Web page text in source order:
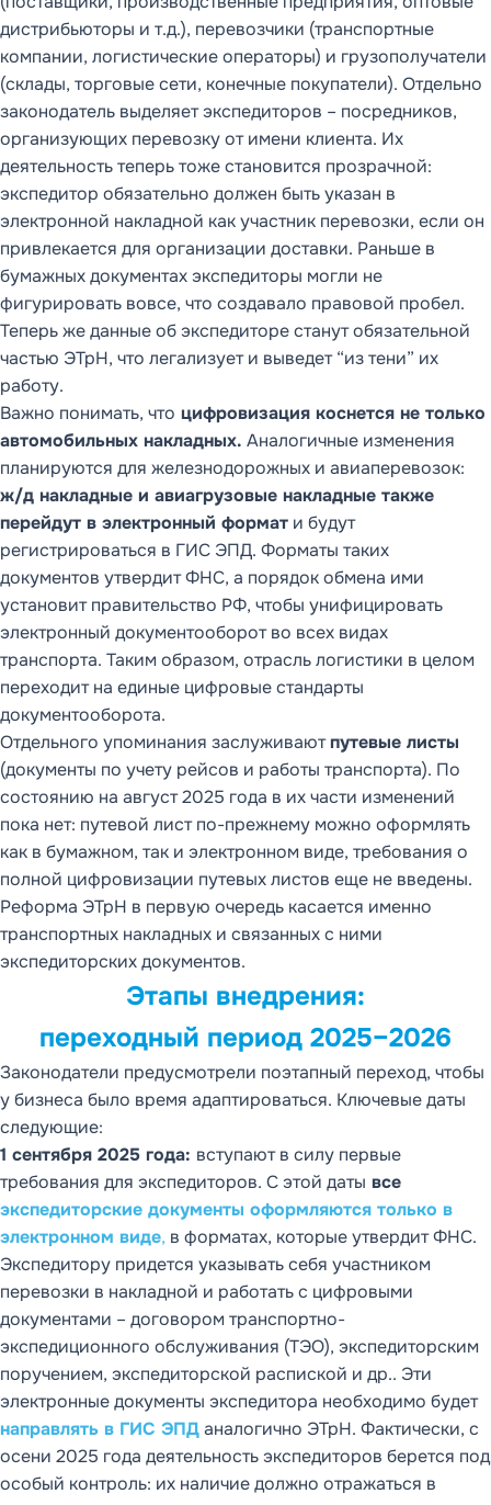
дистрибьюторы и т.д.), перевозчики (транспортные
компании, логистические операторы) и грузополучатели
(склады, торговые сети, конечные покупатели). Отдельно
законодатель выделяет экспедиторов – посредников,
организующих перевозку от имени клиента. Их
деятельность теперь тоже становится прозрачной:
экспедитор обязательно должен быть указан в
электронной накладной как участник перевозки, если он
привлекается для организации доставки. Раньше в
бумажных документах экспедиторы могли не
фигурировать вовсе, что создавало правовой пробел.
Теперь же данные об экспедиторе станут обязательной
частью ЭТрН, что легализует и выведет “из тени” их
работу.
Важно понимать, что цифровизация коснется не только
автомобильных накладных. Аналогичные изменения
планируются для железнодорожных и авиаперевозок:
ж/д накладные и авиагрузовые накладные также
перейдут в электронный формат и будут
регистрироваться в ГИС ЭПД. Форматы таких
документов утвердит ФНС, а порядок обмена ими
установит правительство РФ, чтобы унифицировать
электронный документооборот во всех видах
транспорта. Таким образом, отрасль логистики в целом
переходит на единые цифровые стандарты
документооборота.
Отдельного упоминания заслуживаютпутевые листы
(документы по учету рейсов и работы транспорта). По
состоянию на август 2025 года в их части изменений
пока нет: путевой лист по-прежнему можно оформлять
как в бумажном, так и электронном виде, требования о
полной цифровизации путевых листов еще не введены.
Реформа ЭТрН в первую очередь касается именно
транспортных накладных и связанных с ними
экспедиторских документов.
Этапы внедрения:
переходный период 2025–2026
Законодатели предусмотрели поэтапный переход, чтобы
у бизнеса было время адаптироваться. Ключевые даты
следующие:
1 сентября 2025 года: вступают в силу первые
требования для экспедиторов. С этой даты все
экспедиторские документы оформляются только в
электронном виде, в форматах, которые утвердит ФНС.
Экспедитору придется указывать себя участником
перевозки в накладной и работать с цифровыми
документами – договором транспортно-
экспедиционного обслуживания (ТЭО), экспедиторским
поручением, экспедиторской распиской и др.. Эти
электронные документы экспедитора необходимо будет
направлять в ГИС ЭПДаналогично ЭТрН. Фактически, с
осени 2025 года деятельность экспедиторов берется под
особый контроль: их наличие должно отражаться в